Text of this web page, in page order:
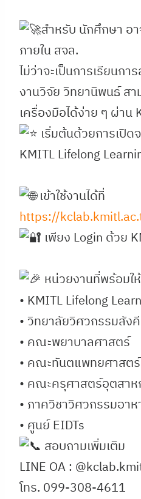
สำหรับ นักศึกษา อ
ภายใน สจล.
ไม่ว่าจะเป็นการเรียนกา
งานวิจัย วิทยานิพนธ์ ส
เครื่องมือได้ง่าย ๆ ผ่าน
เริ่มต้นด้วยการเปิด
KMITL Lifelong
เข้าใช้งานได้ที่
https://
เพียง Login ด้วย
หน่วยงานที่พร้อมใ
• KMITL Lifelong
• วิทยาลัยวิศวกรรมสัง
• คณะพยาบาลศาสตร์
• คณะทันตแพทยศาสตร์
• คณะครุศาสตร์อุตสาห
• ภาควิชาวิศวกรรมอาห
• ศูนย์ EIDTs
สอบถามเพิ่มเติม
LINE OA :
โทร. 099-308-4611